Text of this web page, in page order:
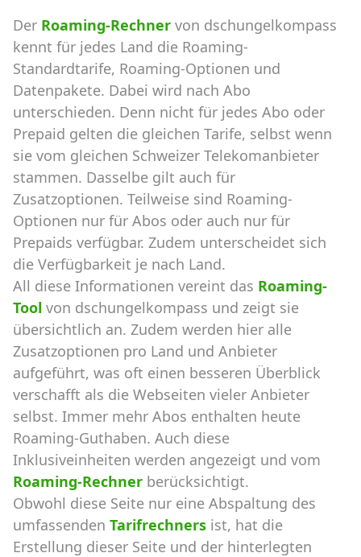
Der Roaming-Rechner von dschungelkompass
kennt für jedes Land die Roaming-
Standardtarife, Roaming-Optionen und
Datenpakete. Dabei wird nach Abo
unterschieden. Denn nicht für jedes Abo oder
Prepaid gelten die gleichen Tarife, selbst wenn
sie vom gleichen Schweizer Telekomanbieter
stammen. Dasselbe gilt auch für
Zusatzoptionen. Teilweise sind Roaming-
Optionen nur für Abos oder auch nur für
Prepaids verfügbar. Zudem unterscheidet sich
die Verfügbarkeit je nach Land.
All diese Informationen vereint das Roaming-
Tool von dschungelkompass und zeigt sie
übersichtlich an. Zudem werden hier alle
Zusatzoptionen pro Land und Anbieter
aufgeführt, was oft einen besseren Überblick
verschafft als die Webseiten vieler Anbieter
selbst. Immer mehr Abos enthalten heute
Roaming-Guthaben. Auch diese
Inklusiveinheiten werden angezeigt und vom
Roaming-Rechner berücksichtigt.
Obwohl diese Seite nur eine Abspaltung des
umfassenden Tarifrechners ist, hat die
Erstellung dieser Seite und der hinterlegten